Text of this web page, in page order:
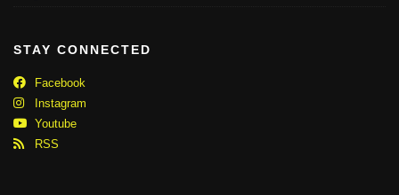
STAY CONNECTED
Facebook
Instagram
Youtube
RSS